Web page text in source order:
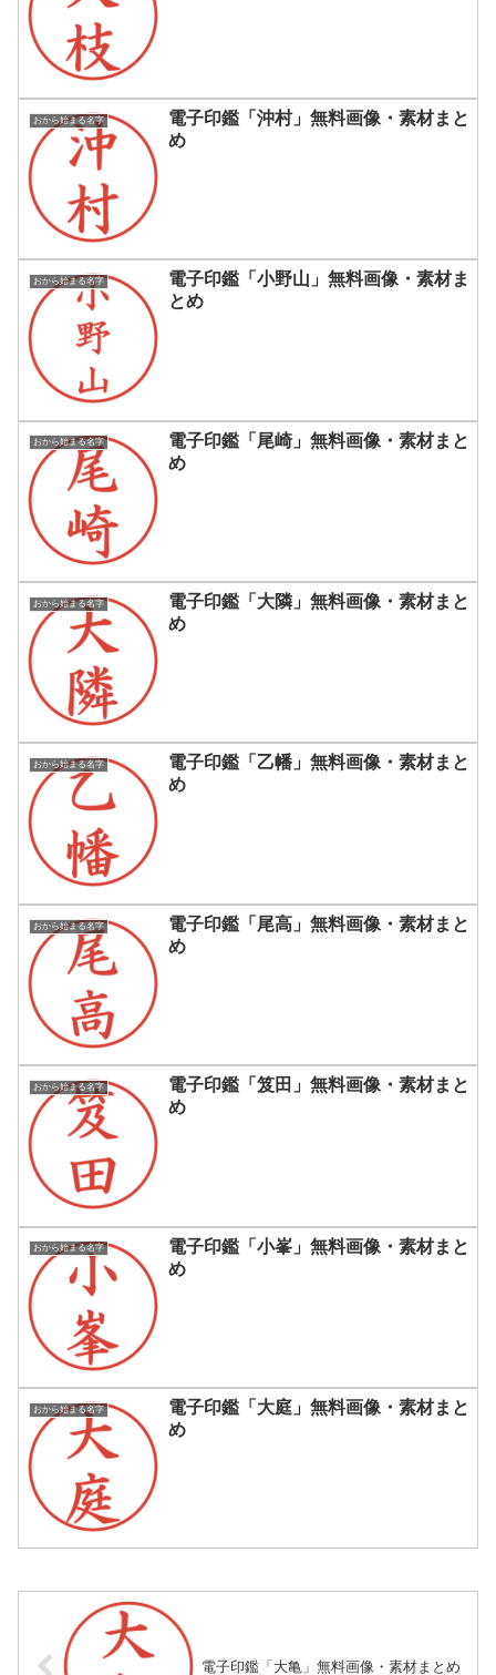
おから始まる名字
電子印鑑「沖村」無料画像・素材まと
め
おから始まる名字
電子印鑑「小野山」無料画像・素材ま
とめ
おから始まる名字
電子印鑑「尾崎」無料画像・素材まと
め
おから始まる名字
電子印鑑「大隣」無料画像・素材まと
め
おから始まる名字
電子印鑑「乙幡」無料画像・素材まと
め
おから始まる名字
電子印鑑「尾高」無料画像・素材まと
め
おから始まる名字
電子印鑑「笈田」無料画像・素材まと
め
おから始まる名字
電子印鑑「小峯」無料画像・素材まと
め
おから始まる名字
電子印鑑「大庭」無料画像・素材まと
め
電子印鑑「大亀」無料画像・素材まとめ